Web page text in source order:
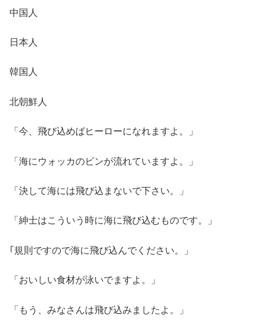
中国人
日本人
韓国人
北朝鮮人
「今、飛び込めばヒーローになれますよ。」
「海にウォッカのビンが流れていますよ。」
「決して海には飛び込まないで下さい。」
「紳士はこういう時に海に飛び込むものです。」
｢規則ですので海に飛び込んでください。」
「おいしい食材が泳いでますよ。」
「もう、みなさんは飛び込みましたよ。」